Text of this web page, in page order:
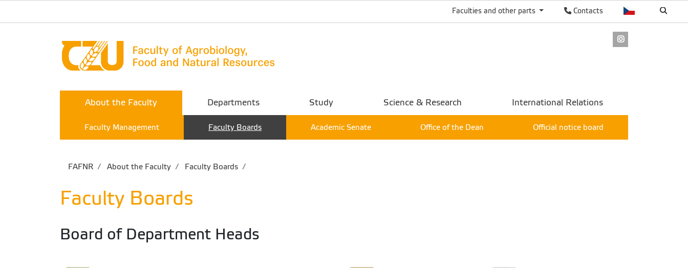
Contacts
Faculties and other parts
About the Faculty
Faculty Management Faculty Boards Academic Senate Office of the Dean Official notice board
Departments Study Science & Research International Relations
FAFNR About the Faculty Faculty Boards
Faculty Boards
Board of Department Heads